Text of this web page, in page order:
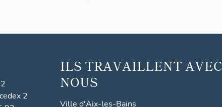
2
ILS TRAVAILLENT AVEC
NOUS
Ville d'Aix-les-Bains